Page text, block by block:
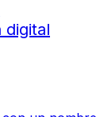
digital